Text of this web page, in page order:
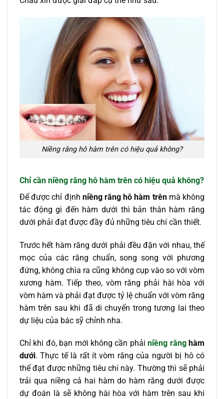
Niềng răng hô hàm trên có hiệu quả không?
Chỉ cần niềng răng hô hàm trên có hiệu quả không?
Để được chỉ định niềng răng hô hàm trênmà không
tác động gì đến hàm dưới thì bản thân hàm răng
dưới phải đạt được đầy đủ những tiêu chí cần thiết.
Trước hết hàm răng dưới phải đều đặn với nhau, thế
mọc của các răng chuẩn, song song với phương
đứng, không chìa ra cũng không cụp vào so với vòm
xương hàm. Tiếp theo, vòm răng phải hài hòa với
vòm hàm và phải đạt được tỷ lệ chuẩn với vòm răng
hàm trên sau khi đã di chuyển trong tương lai theo
dự liệu của bác sỹ chỉnh nha.
Chỉ khi đó, bạn mới không cần phảiniềng rănghàm
dưới. Thực tế là rất ít vòm răng của người bị hô có
thể đạt được những tiêu chí này. Thường thì sẽ phải
trải qua niềng cả hai hàm do hàm răng dưới được
dự đoán là sẽ không hài hòa với hàm trên sau khi